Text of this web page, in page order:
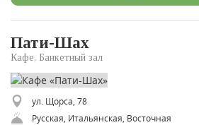
Пати-Шах
Кафе, Банкетный зал
ул. Щорса, 78
Русская, Итальянская, Восточная